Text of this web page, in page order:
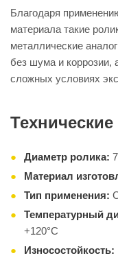
Благодаря
материала такие
металлические
без шума и коррозии,
сложных условиях
Технические
Диаметр ролика:
Материал
Тип применения:
Температурный
+120°C
Износостойкость: